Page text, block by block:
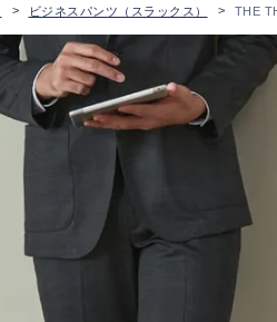
ビジネスパンツ（スラックス） THE